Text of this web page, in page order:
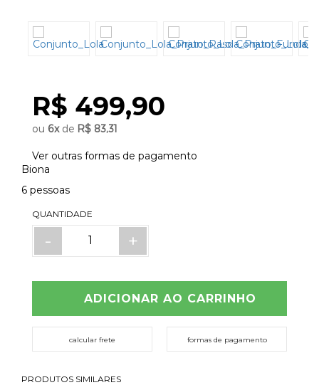
R$ 499,90
ou 6xde R$ 83,31
Ver outras formas de pagamento
Biona
6 pessoas
QUANTIDADE
- +
ADICIONAR AO CARRINHO
calcular frete formas de pagamento
PRODUTOS SIMILARES